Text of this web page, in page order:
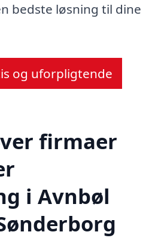
bedste løsning til dine
og uforpligtende
firmaer
i Avnbøl